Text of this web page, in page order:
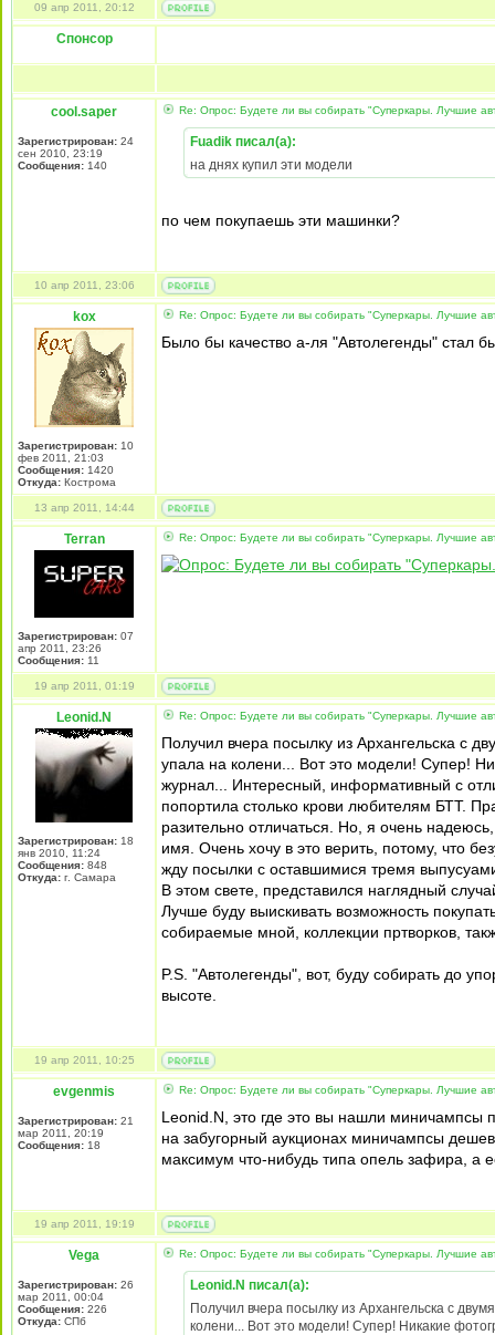
09 апр 2011, 20:12
Спонсор
cool.saper
Зарегистрирован: 24
сен 2010, 23:19
Сообщения: 140
Re: Опрос: Будете ли вы собирать "Суперкары. Лучшие
Fuadik писал(а):
на днях купил эти модели
по чем покупаешь эти машинки?
10 апр 2011, 23:06
kox
Зарегистрирован: 10
фев 2011, 21:03
Сообщения: 1420
Откуда: Кострома
Re: Опрос: Будете ли вы собирать "Суперкары. Лучшие
Было бы качество а-ля "Автолегенды" стал
13 апр 2011, 14:44
Terran
Зарегистрирован: 07
апр 2011, 23:26
Сообщения: 11
Re: Опрос: Будете ли вы собирать "Суперкары. Лучшие
19 апр 2011, 01:19
Leonid.N
Зарегистрирован: 18
янв 2010, 11:24
Сообщения: 848
Откуда: г. Самара
Re: Опрос: Будете ли вы собирать "Суперкары. Лучшие
Получил вчера посылку из Архангельска с
упала на колени... Вот это модели! Супер!
журнал... Интересный, информативный с
попортила столько крови любителям БТТ.
разительно отличаться. Но, я очень
имя. Очень хочу в это верить, потому, что
жду посылки с оставшимися тремя
В этом свете, представился наглядный
Лучше буду выискивать возможность
собираемые мной, коллекции пртворков,
P.S. "Автолегенды", вот, буду собирать до
высоте.
19 апр 2011, 10:25
evgenmis
Зарегистрирован: 21
мар 2011, 20:19
Сообщения: 18
Re: Опрос: Будете ли вы собирать "Суперкары. Лучшие
Leonid.N, это где это вы нашли миничампсы
на забугорный аукционах миничампсы
максимум что-нибудь типа опель зафира, а
19 апр 2011, 19:19
Vega
Зарегистрирован: 26
мар 2011, 00:04
Сообщения: 226
Откуда: СПб
Re: Опрос: Будете ли вы собирать "Суперкары. Лучшие
Leonid.N писал(а):
Получил вчера посылку из Архангельска с
колени... Вот это модели! Супер! Никакие